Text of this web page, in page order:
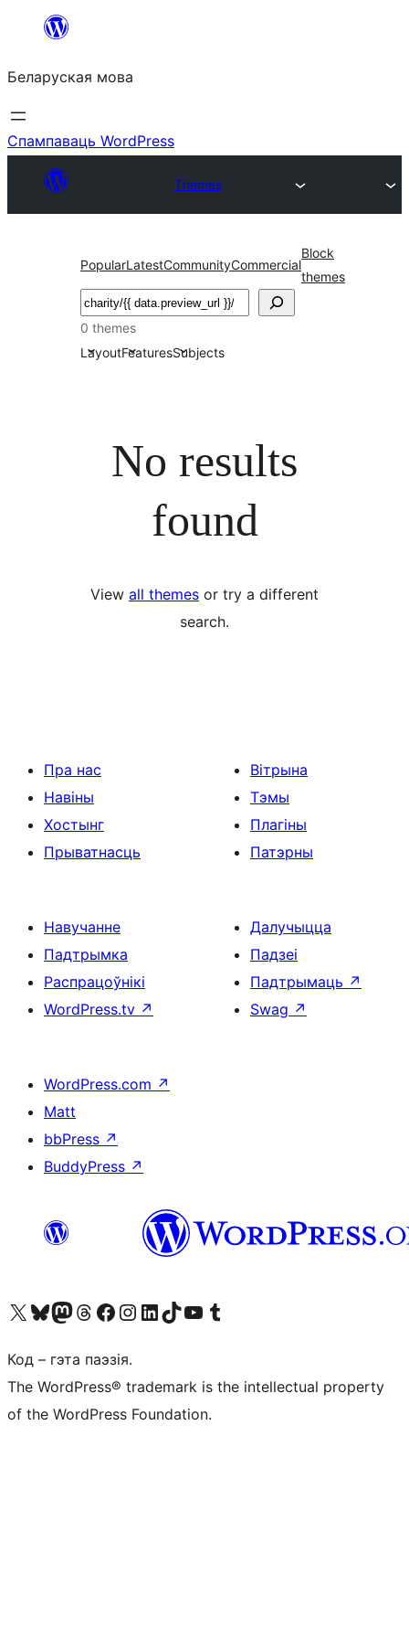
Перайсці
змесціва
Беларуская мова
Спампаваць WordPress
Themes
PopularLatestCommunityCommercial
Block
themes
Пошук
0 themes
LayoutFeaturesSubjects
No results
found
View all themes or try a different
search.
Пра нас
Навіны
Хостынг
Прыватнасць
Вітрына
Тэмы
Плагіны
Патэрны
Навучанне
Падтрымка
Распрацоўнікі
WordPress.tv ↗
Далучыцца
Падзеі
Падтрымаць ↗
Swag ↗
WordPress.com ↗
Matt
bbPress ↗
BuddyPress ↗
Наведайце наш акаўнт у X (былы Twitter)
Visit our Bluesky account
Visit our Mastodon account
Visit our Threads account
Наведаеце нашу старонку на Facebook
Наведайце наш Instagram
Наведайце нашу старонку ў LinkedIn
Visit our TikTok account
Наведайце наш YouTube каналVisit our Tumblr account
Код – гэта паэзія.
The WordPress® trademark is the intellectual property
of the WordPress Foundation.